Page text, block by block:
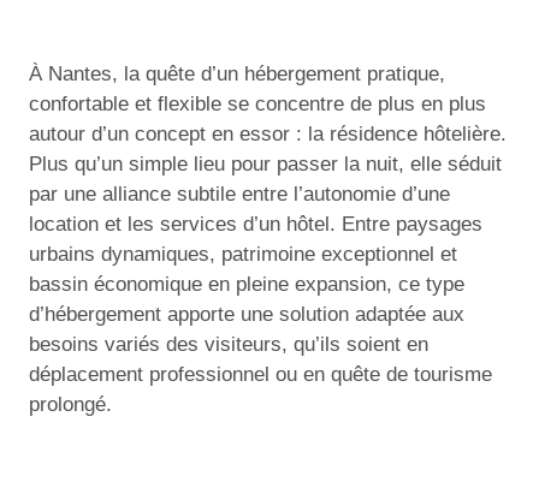
À Nantes, la quête d’un hébergement pratique,
confortable et flexible se concentre de plus en plus
autour d’un concept en essor : la résidence hôtelière.
Plus qu’un simple lieu pour passer la nuit, elle séduit
par une alliance subtile entre l’autonomie d’une
location et les services d’un hôtel. Entre paysages
urbains dynamiques, patrimoine exceptionnel et
bassin économique en pleine expansion, ce type
d’hébergement apporte une solution adaptée aux
besoins variés des visiteurs, qu’ils soient en
déplacement professionnel ou en quête de tourisme
prolongé.